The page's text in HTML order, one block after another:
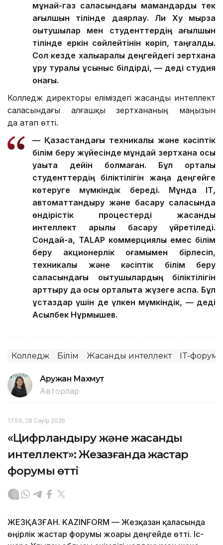
мұнай-газ саласындағы мамандарды тек
ағылшын тілінде даярлау. Ли Ху мырза
оқытушылар мен студенттердің ағылшын
тілінде еркін сөйлейтінін көріп, таңғалды.
Сол кезде халықаралық деңгейдегі зертхана
құру туралы ұсыныс білдірді, — деді студия
қонағы.
Колледж директоры еліміздегі жасанды интеллект
саласындағы алғашқы зертхананың маңызын
да атап өтті.
— Қазақстандағы техникалық және кәсіптік
білім беру жүйесінде мұндай зертхана осы
уақытқа дейін болмаған. Бұл орталық
студенттердің біліктілігін жаңа деңгейге
көтеруге мүмкіндік береді. Мұнда ІТ,
автоматтандыру және басқару саласында
өндірістік процестерді жасанды
интеллект арқылы басқару үйретіледі.
Сондай-ақ, TALAP коммерциялық емес білім
беру акционерлік қоғамымен бірлесіп,
техникалық және кәсіптік білім беру
саласындағы оқытушылардың біліктілігін
арттыру да осы орталықта жүзеге аспақ. Бұл
ұстаздар үшін де үлкен мүмкіндік, — деді
Асылбек Нұрмышев.
Колледж Білім Жасанды интеллект IT-форум
Аружан Махмут
Авторлар
17:56, 28 Сәуір 2026
«Цифрландыру және жасанды
интеллект»: Жезқазғанда жастар
форумы өтті
ЖЕЗҚАЗҒАН. KAZINFORM — Жезқазған қаласында
өңірлік жастар форумы жоғары деңгейде өтті. Іс-